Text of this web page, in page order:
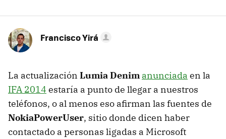
Francisco Yirá
La actualización Lumia Denim anunciada en la
IFA 2014 estaría a punto de llegar a nuestros
teléfonos, o al menos eso afirman las fuentes de
NokiaPowerUser, sitio donde dicen haber
contactado a personas ligadas a Microsoft